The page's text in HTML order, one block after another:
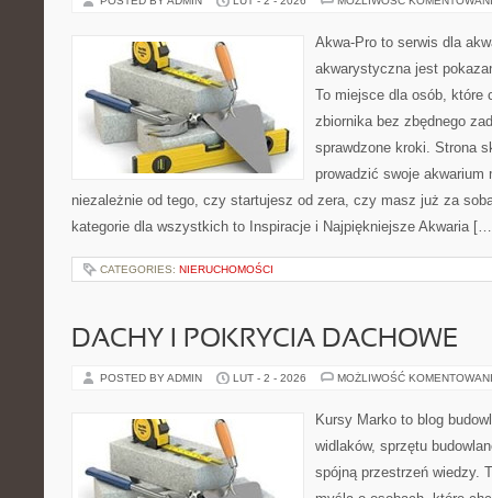
Akwa-Pro to serwis dla
akwarystyczna jest
To miejsce dla osób, które
zbiornika bez zbędnego
sprawdzone kroki. Strona
prowadzić swoje
niezależnie od tego, czy startujesz od zera, czy masz już za
kategorie dla wszystkich to Inspiracje i Najpiękniejsze Akwaria
CATEGORIES: NIERUCHOMOŚCI
DACHY I POKRYCIA DACHOWE
POSTED BY ADMIN LUT - 2 - 2026 MOŻLIWOŚĆ
Kursy Marko to blog
widlaków, sprzętu
spójną przestrzeń wiedzy.